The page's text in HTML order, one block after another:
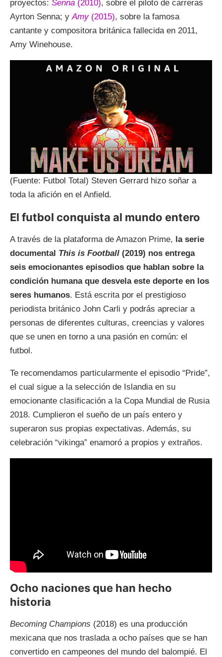
proyectos: Senna (2010), sobre el piloto de carreras
Ayrton Senna; yAmy(2015), sobre la famosa
cantante y compositora británica fallecida en 2011,
Amy Winehouse.
(Fuente: Futbol Total) Steven Gerrard hizo soñar a
toda la afición en el Anfield.
El futbol conquista al mundo entero
A través de la plataforma de Amazon Prime, la serie
documental This is Football (2019) nos entrega
seis emocionantes episodios que hablan sobre la
condición humana que desvela este deporte en los
seres humanos. Está escrita por el prestigioso
periodista británico John Carli y podrás apreciar a
personas de diferentes culturas, creencias y valores
que se unen en torno a una pasión en común: el
futbol.
Te recomendamos particularmente el episodio “Pride”,
el cual sigue a la selección de Islandia en su
emocionante clasificación a la Copa Mundial de Rusia
2018. Cumplieron el sueño de un país entero y
superaron sus propias expectativas. Además, su
celebración “vikinga” enamoró a propios y extraños.
Ocho naciones que han hecho
historia
Becoming Champions (2018) es una producción
mexicana que nos traslada a ocho países que se han
convertido en campeones del mundo del balompié. El